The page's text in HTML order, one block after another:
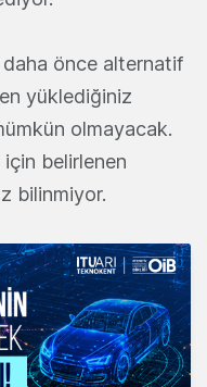
önce alternatif
yüklediğiniz
olmayacak.
belirlenen
bilinmiyor.